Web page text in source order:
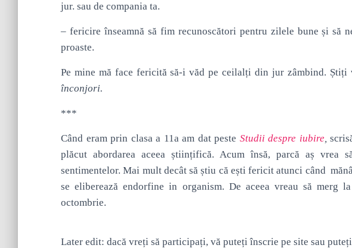
jur. sau de compania ta.
– fericire înseamnă să fim recunoscători pentru zilele bune și să
proaste.
Pe mine mă face fericită să-i văd pe ceilalți din jur zâmbind. Știți
înconjori.
***
Când eram prin clasa a 11a am dat peste Studii despre iubire,
plăcut abordarea aceea științifică. Acum însă, parcă aș vrea
sentimentelor. Mai mult decât să știu că ești fericit atunci când
se eliberează endorfine in organism. De aceea vreau să merg
octombrie.
Later edit: dacă vreți să participați, vă puteți înscrie pe site sau